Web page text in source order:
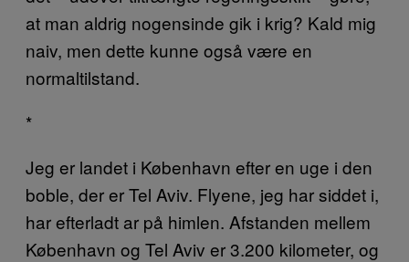
at man aldrig nogensinde gik i krig? Kald mig
naiv, men dette kunne også være en
normaltilstand.
*
Jeg er landet i København efter en uge i den
boble, der er Tel Aviv. Flyene, jeg har siddet i,
har efterladt ar på himlen. Afstanden mellem
København og Tel Aviv er 3.200 kilometer, og